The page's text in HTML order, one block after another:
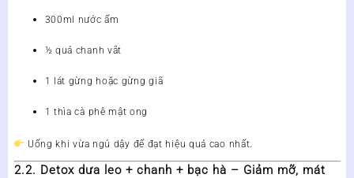
300ml nước ấm
½ quả chanh vắt
1 lát gừng hoặc gừng giã
1 thìa cà phê mật ong
Uống khi vừa ngủ dậy để đạt hiệu quả cao nhất.
2.2. Detox dưa leo + chanh + bạc hà – Giảm mỡ, mát